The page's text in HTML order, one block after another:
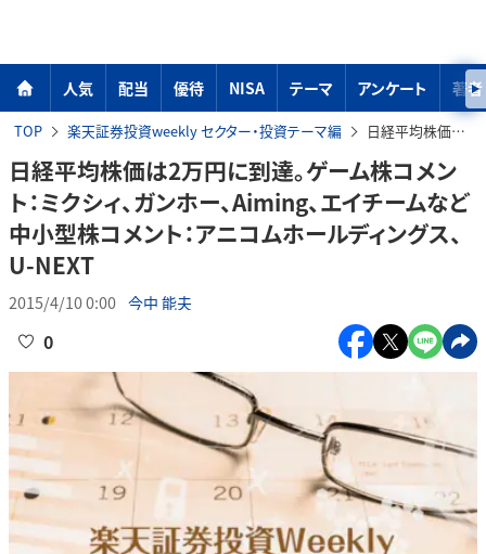
人気 配当 優待 NISA テーマ アンケート 著者
TOP 楽天証券投資weekly セクター・投資テーマ編 日経平均株価は2万円に到達。ゲーム株コメント：ミクシィ、ガンホー、Aiming、エイチームなど中小型株コメント：アニコムホールディングス、U-NEXT
日経平均株価は2万円に到達。ゲーム株コメン
ト：ミクシィ、ガンホー、Aiming、エイチームなど
中小型株コメント：アニコムホールディングス、
U-NEXT
2015/4/10 0:00 今中 能夫
0